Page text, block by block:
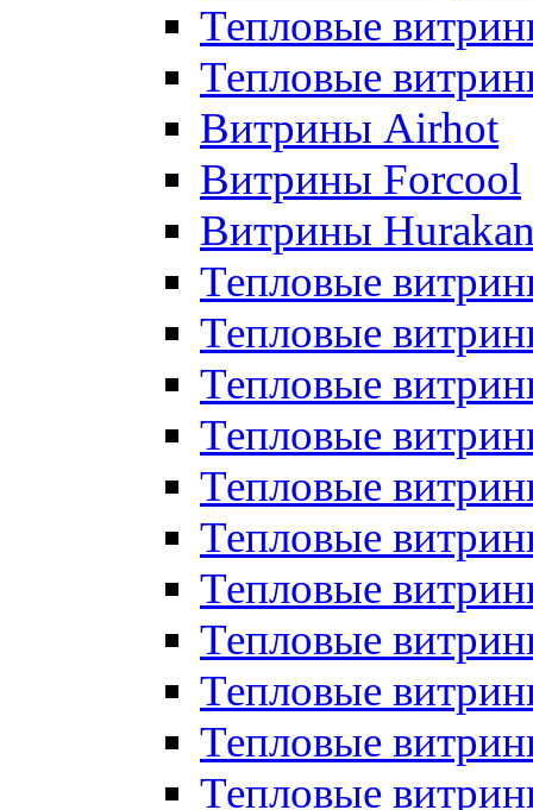
Тепловые
Тепловые
Витрины Airhot
Витрины Forcool
Витрины
Тепловые
Тепловые
Тепловые
Тепловые
Тепловые
Тепловые
Тепловые
Тепловые
Тепловые
Тепловые
Тепловые